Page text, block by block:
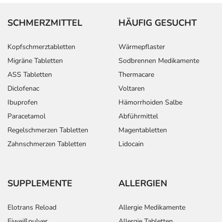
SCHMERZMITTEL
Kopfschmerztabletten
Migräne Tabletten
ASS Tabletten
Diclofenac
Ibuprofen
Paracetamol
Regelschmerzen Tabletten
Zahnschmerzen Tabletten
HÄUFIG GESUCHT
Wärmepflaster
Sodbrennen Medikamente
Thermacare
Voltaren
Hämorrhoiden Salbe
Abführmittel
Magentabletten
Lidocain
SUPPLEMENTE
Elotrans Reload
ALLERGIEN
Allergie Medikamente